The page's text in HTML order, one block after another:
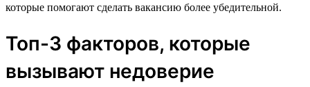
которые помогают сделать вакансию более убедительной.
Топ-3 факторов, которые
вызывают недоверие